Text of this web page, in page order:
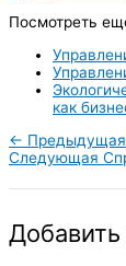
Посмотреть
как
← Предыдущая
Следующая